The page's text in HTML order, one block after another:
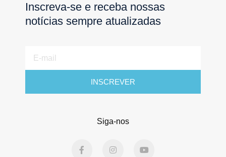
Inscreva-se e receba nossas
notícias sempre atualizadas
mail
INSCREVER
Siga-nos
a
n
o